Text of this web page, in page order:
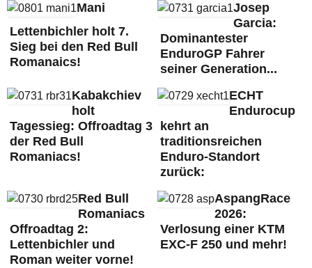
Mani
Lettenbichler holt 7.
Sieg bei den Red Bull
Romanaics!
Josep
Garcia:
Dominantester
EnduroGP Fahrer
seiner Generation...
Kabakchiev
holt
Tagessieg: Offroadtag 3
der Red Bull
Romaniacs!
ECHT
Endurocup
kehrt an
traditionsreichen
Enduro-Standort
zurück:
Red Bull
Romaniacs
Offroadtag 2:
Lettenbichler und
Roman weiter vorne!
AspangRace
2026:
Verlosung einer KTM
EXC-F 250 und mehr!